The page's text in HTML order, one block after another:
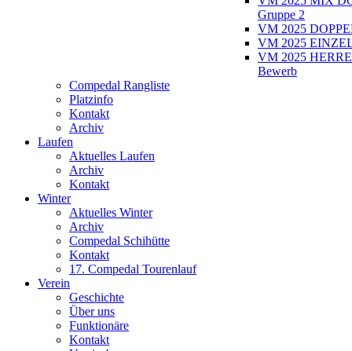
Gruppe 2
VM 2025
VM 2025
VM 2025
Bewerb
Compedal Rangliste
Platzinfo
Kontakt
Archiv
Laufen
Aktuelles Laufen
Archiv
Kontakt
Winter
Aktuelles Winter
Archiv
Compedal Schihütte
Kontakt
17. Compedal Tourenlauf
Verein
Geschichte
Über uns
Funktionäre
Kontakt